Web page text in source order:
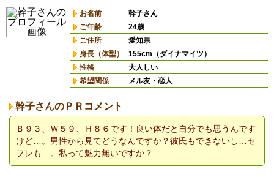
お名前
幹子さん
ご年齢
24歳
ご住所
愛知県
身長（体型）
155cm（ダイナマイツ）
性格
大人しい
希望関係
メル友・恋人
幹子さんのＰＲコメント
Ｂ９３、Ｗ５９、Ｈ８６です！良い体だと自分でも思うんです
けど…。男性から見てどうなんですか？彼氏もできないし…セ
フレも…。私って魅力無いですか？